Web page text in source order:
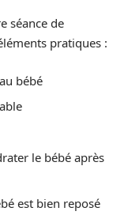
séance de
pratiques :
bébé
le bébé après
est bien reposé